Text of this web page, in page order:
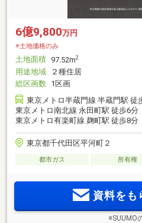
6億9,800万円
※土地価格のみ
土地面積 97.52m2
用途地域
２種住居
総区画数 1区画
東京メトロ半蔵門線 半蔵門駅 徒
東京メトロ南北線 永田町駅 徒歩6分
東京メトロ有楽町線 麹町駅 徒歩8分
東京都千代田区平河町２
都市ガス 所有権
資料をも
※SUUMO